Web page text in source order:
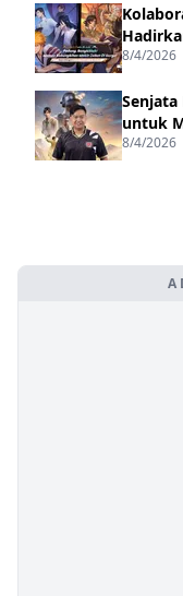
8/4/2026
Senjata
untuk
8/4/2026